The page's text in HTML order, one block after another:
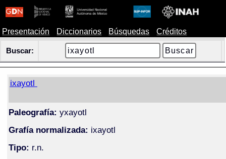
Presentación Diccionarios Búsquedas Créditos
Buscar:
ixayotl
Paleografía: yxayotl
Grafía normalizada: ixayotl
Tipo: r.n.